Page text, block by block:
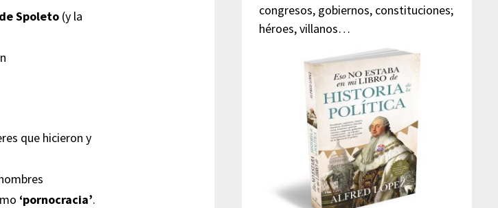
Spoleto (y la
que hicieron y
‘pornocracia’.
congresos, gobiernos, constituciones;
héroes, villanos…